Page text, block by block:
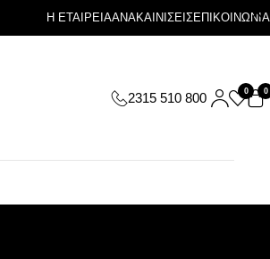
Η ΕΤΑΙΡΕΙΑΑΝΑΚΑΙΝΙΣΕΙΣΕΠΙΚΟΙΝΩΝΙΑ
2315 510 800 0 0